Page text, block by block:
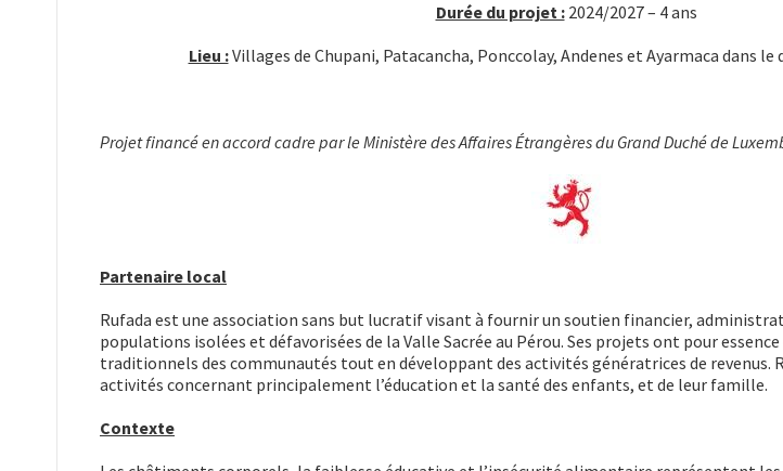
Durée du projet : 2024/2027 – 4 ans
Lieu :Villages de Chupani, Patacancha, Ponccolay, Andenes et Ayarmaca dans
Projet financé en accord cadre par le Ministère des Affaires Étrangères du Grand Duché de
Partenaire local
Rufada est une association sans but lucratif visant à fournir un soutien financier,
populations isolées et défavorisées de la Valle Sacrée au Pérou. Ses projets ont pour
traditionnels des communautés tout en développant des activités génératrices de revenus.
activités concernant principalement l’éducation et la santé des enfants, et de leur famille.
Contexte